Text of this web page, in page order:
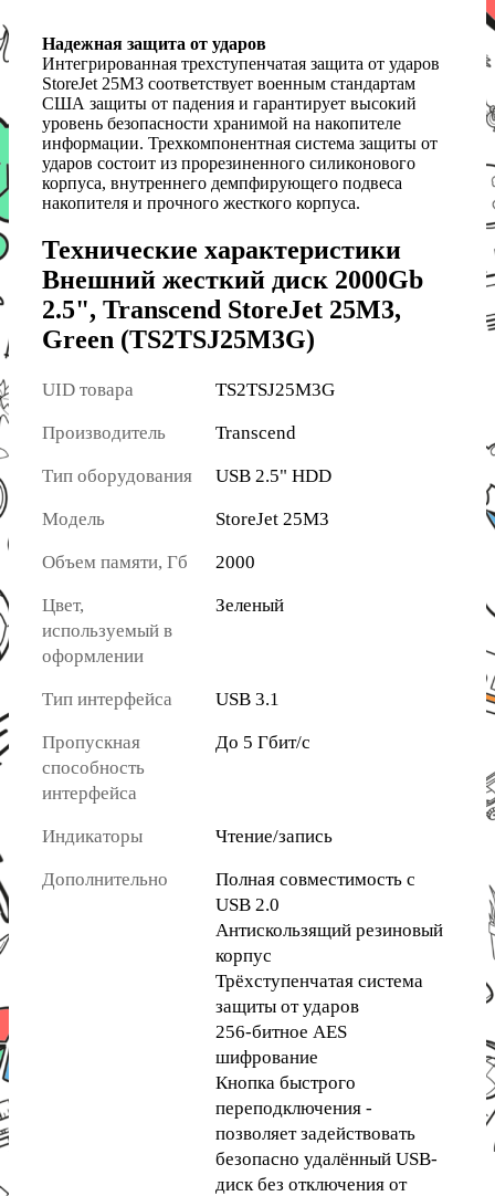
Надежная защита от ударов
Интегрированная трехступенчатая защита от ударов
StoreJet 25M3 соответствует военным стандартам
США защиты от падения и гарантирует высокий
уровень безопасности хранимой на накопителе
информации. Трехкомпонентная система защиты от
ударов состоит из прорезиненного силиконового
корпуса, внутреннего демпфирующего подвеса
накопителя и прочного жесткого корпуса.
Технические характеристики
Внешний жесткий диск 2000Gb
2.5", Transcend StoreJet 25M3,
Green (TS2TSJ25M3G)
UID товара TS2TSJ25M3G
Производитель Transcend
Тип оборудования USB 2.5" HDD
Модель StoreJet 25M3
Объем памяти, Гб 2000
Цвет,
используемый в
оформлении
Зеленый
Тип интерфейса USB 3.1
Пропускная
способность
интерфейса
До 5 Гбит/с
Индикаторы Чтение/запись
Дополнительно
Полная совместимость с
USB 2.0
Антискользящий резиновый
корпус
Трёхступенчатая система
защиты от ударов
256-битное AES
шифрование
Кнопка быстрого
переподключения -
позволяет задействовать
безопасно удалённый USB-
диск без отключения от